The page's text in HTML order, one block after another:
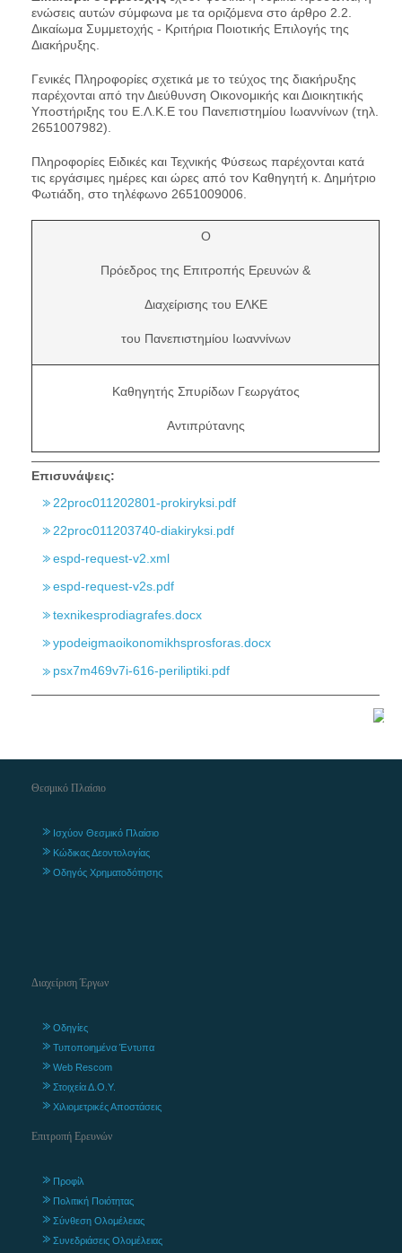
ενώσεις αυτών σύμφωνα με τα οριζόμενα στο άρθρο 2.2.
Δικαίωμα Συμμετοχής - Κριτήρια Ποιοτικής Επιλογής της
Διακήρυξης.
Γενικές Πληροφορίες σχετικά με το τεύχος της διακήρυξης
παρέχονται από την Διεύθυνση Οικονομικής και Διοικητικής
Υποστήριξης του Ε.Λ.Κ.Ε του Πανεπιστημίου Ιωαννίνων (τηλ.
2651007982).
Πληροφορίες Ειδικές και Τεχνικής Φύσεως παρέχονται κατά
τις εργάσιμες ημέρες και ώρες από τον Καθηγητή κ. Δημήτριο
Φωτιάδη, στο τηλέφωνο 2651009006.
Ο
Πρόεδρος της Επιτροπής Ερευνών &
Διαχείρισης του ΕΛΚΕ
του Πανεπιστημίου Ιωαννίνων
Καθηγητής Σπυρίδων Γεωργάτος
Αντιπρύτανης
Επισυνάψεις:
22proc011202801-prokiryksi.pdf
22proc011203740-diakiryksi.pdf
espd-request-v2.xml
espd-request-v2s.pdf
texnikesprodiagrafes.docx
ypodeigmaoikonomikhsprosforas.docx
psx7m469v7i-616-periliptiki.pdf
Θεσμικό Πλαίσιο
Ισχύον Θεσμικό Πλαίσιο
Κώδικας Δεοντολογίας
Οδηγός Χρηματοδότησης
Διαχείριση Έργων
Οδηγίες
Τυποποιημένα Έντυπα
Web Rescom
Στοιχεία Δ.Ο.Υ.
Χιλιομετρικές Αποστάσεις
Επιτροπή Ερευνών
Προφίλ
Πολιτική Ποιότητας
Σύνθεση Ολομέλειας
Συνεδριάσεις Ολομέλειας